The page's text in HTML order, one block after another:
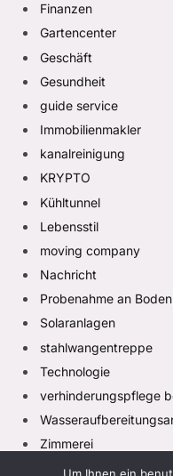
Finanzen
Gartencenter
Geschäft
Gesundheit
guide service
Immobilienmakler
kanalreinigung
KRYPTO
Kühltunnel
Lebensstil
moving company
Nachricht
Probenahme an
Solaranlagen
stahlwangentreppe
Technologie
verhinderungspflege
Zimmerei